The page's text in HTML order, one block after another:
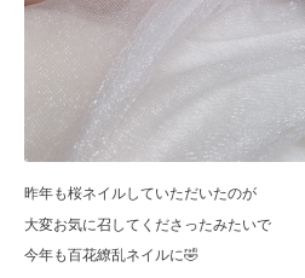
昨年も桜ネイルしていただいたのが
大変お気に召してくださったみたいで
今年も百花繚乱ネイルに🤣